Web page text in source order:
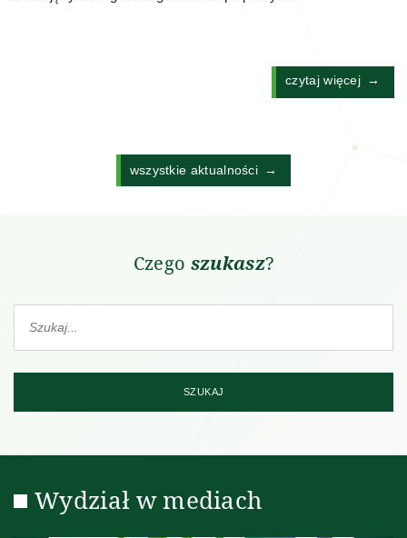
czytaj więcej
wszystkie aktualności
Czego szukasz?
SZUKAJ
Wydział w mediach
Aktualności